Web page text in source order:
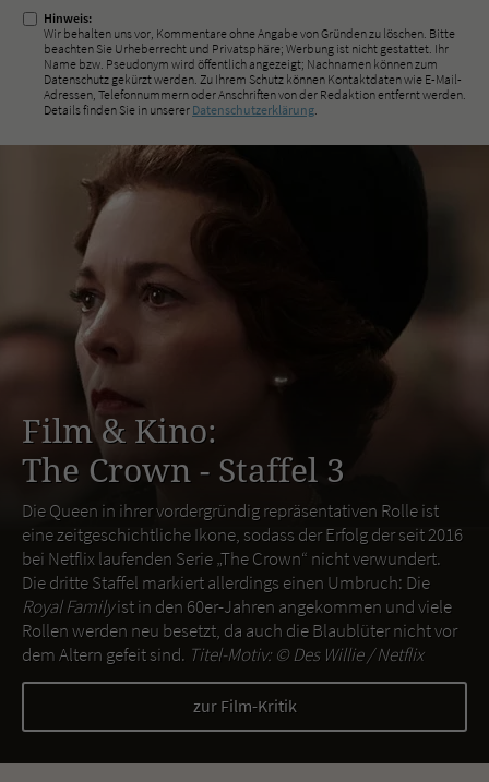
Hinweis:
Wir behalten uns vor, Kommentare ohne Angabe von Gründen zu löschen. Bitte
beachten Sie Urheberrecht und Privatsphäre; Werbung ist nicht gestattet. Ihr
Name bzw. Pseudonym wird öffentlich angezeigt; Nachnamen können zum
Datenschutz gekürzt werden. Zu Ihrem Schutz können Kontaktdaten wie E-Mail-
Adressen, Telefonnummern oder Anschriften von der Redaktion entfernt werden.
Details finden Sie in unserer Datenschutzerklärung.
Film & Kino:
The Crown - Staffel 3
Die Queen in ihrer vordergründig repräsentativen Rolle ist
eine zeitgeschichtliche Ikone, sodass der Erfolg der seit 2016
bei Netflix laufenden Serie „The Crown“ nicht verwundert.
Die dritte Staffel markiert allerdings einen Umbruch: Die
Royal Familyist in den 60er-Jahren angekommen und viele
Rollen werden neu besetzt, da auch die Blaublüter nicht vor
dem Altern gefeit sind. Titel-Motiv: ©Des Willie / Netflix
zur Film-Kritik